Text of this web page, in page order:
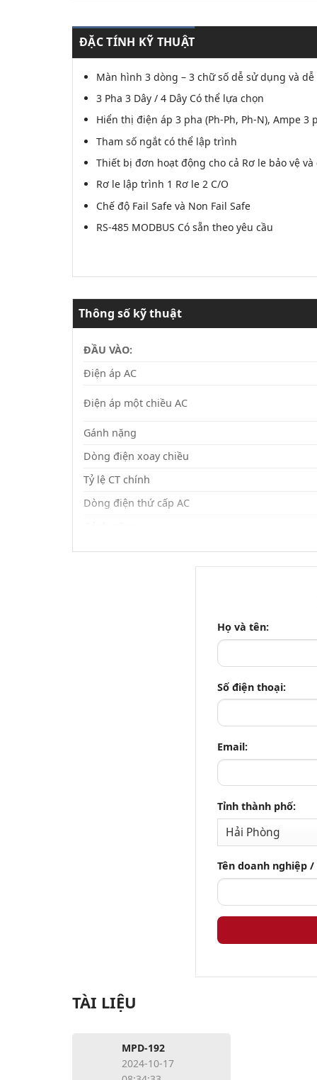
ĐẶC TÍNH KỸ THUẬT
Màn hình 3 dòng – 3 chữ số dễ sử dụng và
3 Pha 3 Dây / 4 Dây Có thể lựa chọn
Hiển thị điện áp 3 pha (Ph-Ph, Ph-N), Ampe 3
Tham số ngắt có thể lập trình
Thiết bị đơn hoạt động cho cả Rơ le bảo vệ và
Rơ le lập trình 1 Rơ le 2 C/O
Chế độ Fail Safe và Non Fail Safe
RS-485 MODBUS Có sẵn theo yêu cầu
Thông số kỹ thuật
ĐẦU VÀO:
Điện áp AC
Điện áp một chiều AC
Gánh nặng
Dòng điện xoay chiều
Tỷ lệ CT chính
Dòng điện thứ cấp AC
Quá tải
THÔNG SỐ THỜI GIAN:
Thời gian trễ ban đầu
Họ và tên:
Số điện thoại:
Email:
Tỉnh thành phố:
Tên doanh nghiệp
TÀI LIỆU
MPD-192
2024-10-17